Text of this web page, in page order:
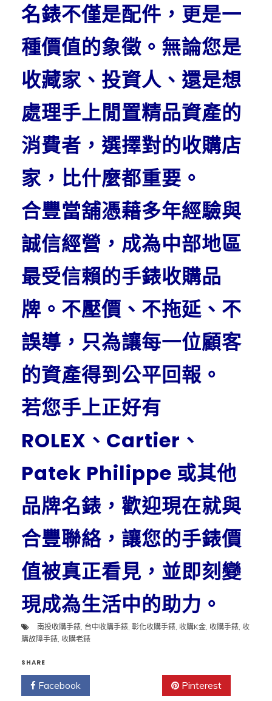
名錶不僅是配件，更是一
種價值的象徵。無論您是
收藏家、投資人、還是想
處理手上閒置精品資產的
消費者，選擇對的收購店
家，比什麼都重要。
合豐當舖憑藉多年經驗與
誠信經營，成為中部地區
最受信賴的手錶收購品
牌。不壓價、不拖延、不
誤導，只為讓每一位顧客
的資產得到公平回報。
若您手上正好有
ROLEX、Cartier、
Patek Philippe 或其他
品牌名錶，歡迎現在就與
合豐聯絡，讓您的手錶價
值被真正看見，並即刻變
現成為生活中的助力。
南投收購手錶, 台中收購手錶, 彰化收購手錶, 收購K金, 收購手錶, 收
購故障手錶, 收購老錶
SHARE
Facebook Pinterest